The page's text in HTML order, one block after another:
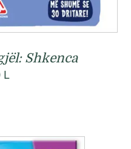
Shkenca
L